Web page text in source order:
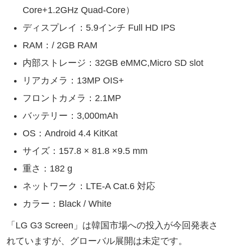
Core+1.2GHz Quad-Core）
ディスプレイ：5.9インチ Full HD IPS
RAM：/ 2GB RAM
内部ストレージ：32GB eMMC,Micro SD slot
リアカメラ：13MP OIS+
フロントカメラ：2.1MP
バッテリー：3,000mAh
OS：Android 4.4 KitKat
サイズ：157.8 × 81.8 ×9.5 mm
重さ：182 g
ネットワーク：LTE-A Cat.6 対応
カラー：Black / White
「LG G3 Screen」は韓国市場への投入が今回発表さ
れていますが、グローバル展開は未定です。